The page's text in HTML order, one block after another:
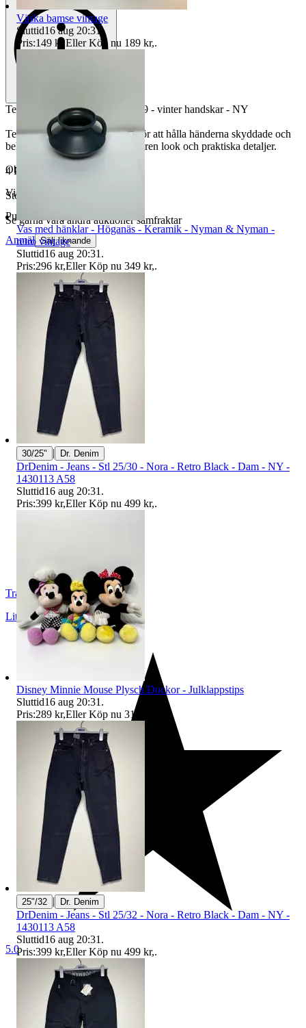
Tegera 295 arbetshandskar - str 9 - vinter handskar - NY
Tegera 295 handskar, perfekta för att hålla händerna skyddade och
bekväma. Designade med en stilren look och praktiska detaljer.
4 Par
Storlek - 9
Se gärna våra andra auktioner samfraktar
Objektnr
Visningar
Publicerad
Anmäl Sälj liknande
Tradestore
Lit
Sverige
5.0
Väska bamse vintage
Sluttid16 aug 20:31 .
Pris:149 kr ,Eller Köp nu 189 kr,.
Vas med hänklar - Höganäs - Keramik - Nyman & Nyman -
retro vintage
Sluttid16 aug 20:31 .
Pris:296 kr,Eller Köp nu 349 kr,.
30/25" | Dr. Denim
DrDenim - Jeans - Stl 25/30 - Nora - Retro Black - Dam - NY -
1430113 A58
Sluttid16 aug 20:31 .
Pris:399 kr,Eller Köp nu 499 kr,.
Disney Minnie Mouse Plysch Dockor - Julklappstips
Sluttid16 aug 20:31 .
Pris:289 kr,Eller Köp nu 319 kr
25"/32 | Dr. Denim
DrDenim - Jeans - Stl 25/32 - Nora - Retro Black - Dam - NY -
1430113 A58
Sluttid16 aug 20:31 .
Pris:399 kr,Eller Köp nu 499 kr,.